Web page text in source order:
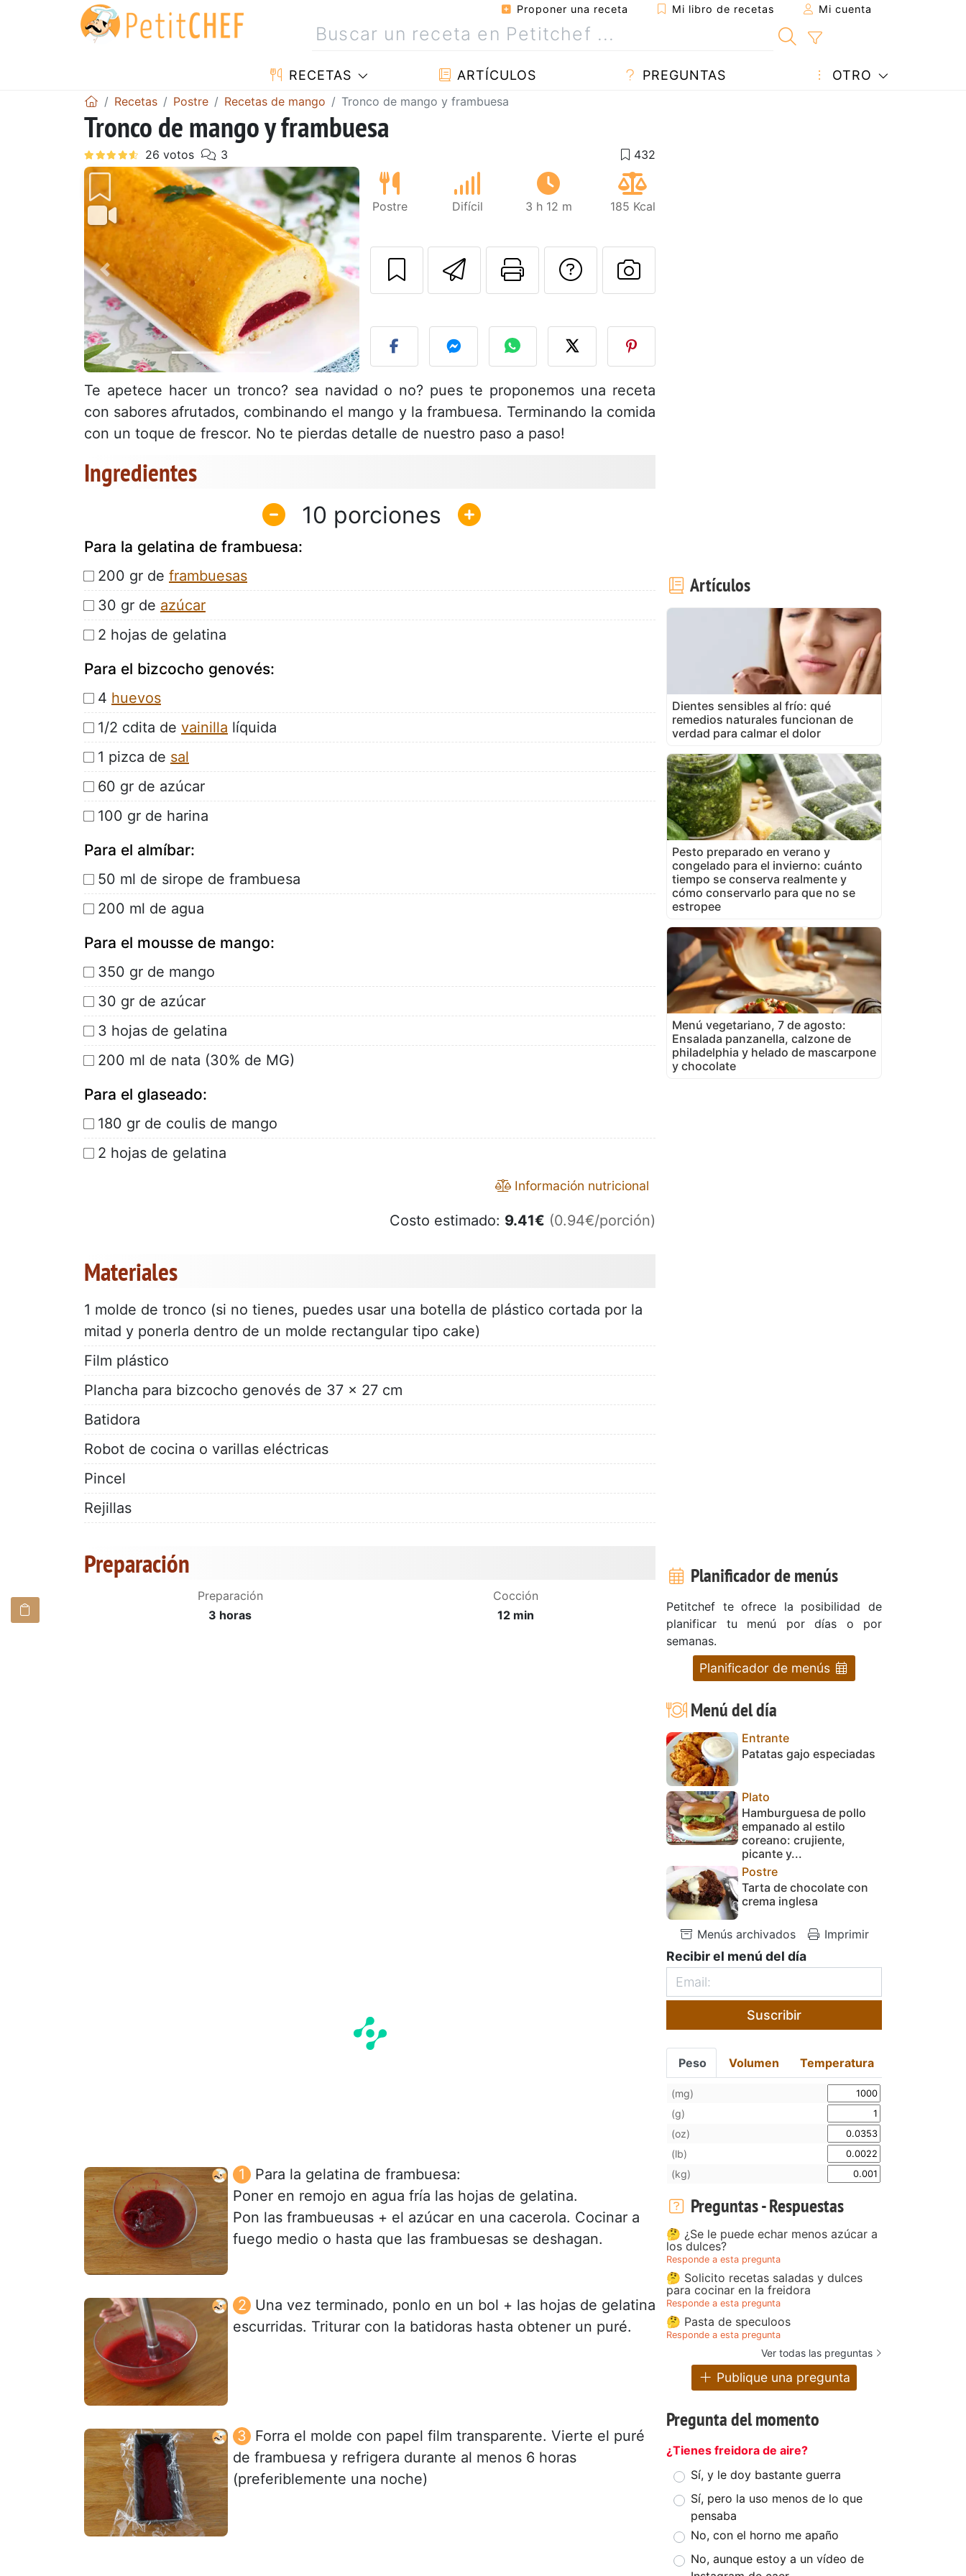
Proponer una receta Mi libro de recetas Mi cuenta
RECETAS ARTÍCULOS PREGUNTAS OTRO
Recetas Postre Recetas de mango Tronco de mango y frambuesa
Tronco de mango y frambuesa
Anterior Siguiente
Postre Difícil 3 h 12 m 185 Kcal
Enviar esta receta a un amigo
Imprimir esta página
Preguntar al autor
Publicar la foto de esta receta
Te apetece hacer un tronco? sea navidad o no? pues te proponemos una receta
con sabores afrutados, combinando el mango y la frambuesa. Terminando la comida
con un toque de frescor. No te pierdas detalle de nuestro paso a paso!
Ingredientes
10
Para la gelatina de frambuesa:
200 gr de frambuesas
30 gr de azúcar
2 hojas de gelatina
Para el bizcocho genovés:
4 huevos
1/2 cdita de vainilla líquida
1 pizca de sal
60 gr de azúcar
100 gr de harina
Para el almíbar:
50 ml de sirope de frambuesa
200 ml de agua
Para el mousse de mango:
350 gr de mango
30 gr de azúcar
3 hojas de gelatina
200 ml de nata (30% de MG)
Para el glaseado:
180 gr de coulis de mango
2 hojas de gelatina
Información nutricional
Costo estimado: 9.41€ (0.94€/porción)
Materiales
1 molde de tronco (si no tienes, puedes usar una botella de plástico cortada por la
mitad y ponerla dentro de un molde rectangular tipo cake)
Film plástico
Plancha para bizcocho genovés de 37 x 27 cm
Batidora
Robot de cocina o varillas eléctricas
Pincel
Rejillas
Preparación
Preparación
3 horas
Cocción
12 min
Para la gelatina de frambuesa:
Poner en remojo en agua fría las hojas de gelatina.
Pon las frambueusas + el azúcar en una cacerola. Cocinar a
fuego medio o hasta que las frambuesas se deshagan.
Una vez terminado, ponlo en un bol + las hojas de gelatina
escurridas. Triturar con la batidoras hasta obtener un puré.
Forra el molde con papel film transparente. Vierte el puré
de frambuesa y refrigera durante al menos 6 horas
(preferiblemente una noche)
Artículos
Dientes sensibles al frío: qué
remedios naturales funcionan de
verdad para calmar el dolor
Pesto preparado en verano y
congelado para el invierno: cuánto
tiempo se conserva realmente y
cómo conservarlo para que no se
estropee
Menú vegetariano, 7 de agosto:
Ensalada panzanella, calzone de
philadelphia y helado de mascarpone
y chocolate
Planificador de menús
Petitchef te ofrece la posibilidad de
planificar tu menú por días o por
semanas.
Planificador de menús
Menú del día
Entrante
Patatas gajo especiadas
Plato
Hamburguesa de pollo
empanado al estilo
coreano: crujiente,
picante y...
Postre
Tarta de chocolate con
crema inglesa
Menús archivados Imprimir
Recibir el menú del día
Suscribir
Peso Volumen Temperatura
(mg)
(g)
(oz)
(lb)
(kg)
Preguntas - Respuestas
🤔 ¿Se le puede echar menos azúcar a
los dulces?
Responde a esta pregunta
🤔 Solicito recetas saladas y dulces
para cocinar en la freidora
Responde a esta pregunta
🤔 Pasta de speculoos
Responde a esta pregunta
Ver todas las preguntas
Publique una pregunta
Pregunta del momento
¿Tienes freidora de aire?
Sí, y le doy bastante guerra
Sí, pero la uso menos de lo que
pensaba
No, con el horno me apaño
No, aunque estoy a un vídeo de